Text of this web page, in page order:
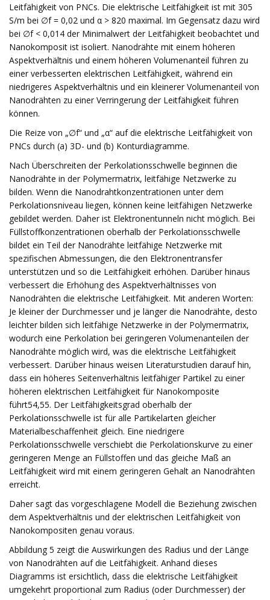
Leitfähigkeit von PNCs. Die elektrische Leitfähigkeit ist mit 305
S/m bei ∅f = 0,02 und α > 820 maximal. Im Gegensatz dazu wird
bei ∅f < 0,014 der Minimalwert der Leitfähigkeit beobachtet und
Nanokomposit ist isoliert. Nanodrähte mit einem höheren
Aspektverhältnis und einem höheren Volumenanteil führen zu
einer verbesserten elektrischen Leitfähigkeit, während ein
niedrigeres Aspektverhältnis und ein kleinerer Volumenanteil von
Nanodrähten zu einer Verringerung der Leitfähigkeit führen
können.
Die Reize von „∅f“ und „α“ auf die elektrische Leitfähigkeit von
PNCs durch (a) 3D- und (b) Konturdiagramme.
Nach Überschreiten der Perkolationsschwelle beginnen die
Nanodrähte in der Polymermatrix, leitfähige Netzwerke zu
bilden. Wenn die Nanodrahtkonzentrationen unter dem
Perkolationsniveau liegen, können keine leitfähigen Netzwerke
gebildet werden. Daher ist Elektronentunneln nicht möglich. Bei
Füllstoffkonzentrationen oberhalb der Perkolationsschwelle
bildet ein Teil der Nanodrähte leitfähige Netzwerke mit
spezifischen Abmessungen, die den Elektronentransfer
unterstützen und so die Leitfähigkeit erhöhen. Darüber hinaus
verbessert die Erhöhung des Aspektverhältnisses von
Nanodrähten die elektrische Leitfähigkeit. Mit anderen Worten:
Je kleiner der Durchmesser und je länger die Nanodrähte, desto
leichter bilden sich leitfähige Netzwerke in der Polymermatrix,
wodurch eine Perkolation bei geringeren Volumenanteilen der
Nanodrähte möglich wird, was die elektrische Leitfähigkeit
verbessert. Darüber hinaus weisen Literaturstudien darauf hin,
dass ein höheres Seitenverhältnis leitfähiger Partikel zu einer
höheren elektrischen Leitfähigkeit für Nanokomposite
führt54,55. Der Leitfähigkeitsgrad oberhalb der
Perkolationsschwelle ist für alle Partikelarten gleicher
Materialbeschaffenheit gleich. Eine niedrigere
Perkolationsschwelle verschiebt die Perkolationskurve zu einer
geringeren Menge an Füllstoffen und das gleiche Maß an
Leitfähigkeit wird mit einem geringeren Gehalt an Nanodrähten
erreicht.
Daher sagt das vorgeschlagene Modell die Beziehung zwischen
dem Aspektverhältnis und der elektrischen Leitfähigkeit von
Nanokompositen genau voraus.
Abbildung 5 zeigt die Auswirkungen des Radius und der Länge
von Nanodrähten auf die Leitfähigkeit. Anhand dieses
Diagramms ist ersichtlich, dass die elektrische Leitfähigkeit
umgekehrt proportional zum Radius (oder Durchmesser) der